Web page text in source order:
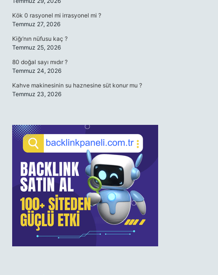
Kök 0 rasyonel mi irrasyonel mi ?
Temmuz 27, 2026
Kiğı’nın nüfusu kaç ?
Temmuz 25, 2026
80 doğal sayı mıdır ?
Temmuz 24, 2026
Kahve makinesinin su haznesine süt konur mu ?
Temmuz 23, 2026